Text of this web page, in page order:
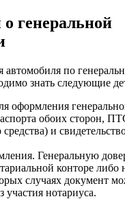
генеральной
по
знать следующие
оформления
обоих сторон,
и
Генеральную
конторе либо
случаях документ
участия нотариуса.